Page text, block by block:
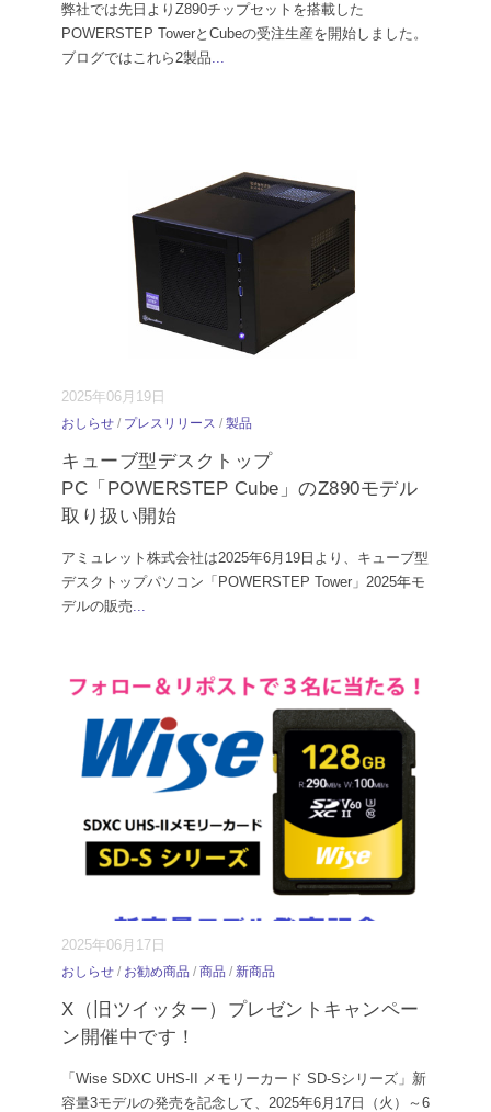
弊社では先日よりZ890チップセットを搭載した
POWERSTEP TowerとCubeの受注生産を開始しました。
ブログではこれら2製品...
2025年06月19日
おしらせ / プレスリリース / 製品
キューブ型デスクトップ
PC「POWERSTEP Cube」のZ890モデル
取り扱い開始
アミュレット株式会社は2025年6月19日より、キューブ型
デスクトップパソコン「POWERSTEP Tower」2025年モ
デルの販売...
2025年06月17日
おしらせ / お勧め商品 / 商品 / 新商品
X（旧ツイッター）プレゼントキャンペー
ン開催中です！
「Wise SDXC UHS-II メモリーカード SD-Sシリーズ」新
容量3モデルの発売を記念して、2025年6月17日（火）～6